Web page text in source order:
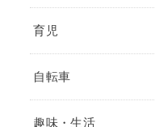
育児
自転車
趣味・生活